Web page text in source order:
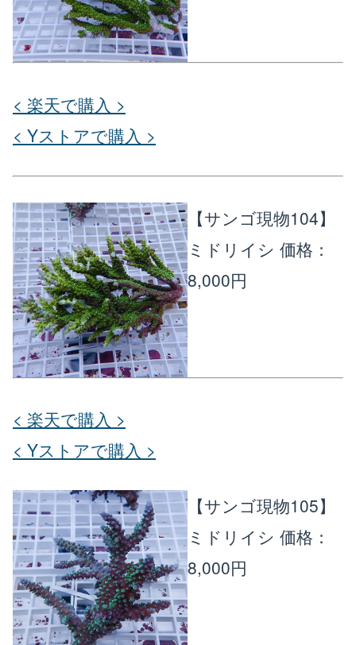
< 楽天で購入 >
< Yストアで購入 >
【サンゴ現物104】
ミドリイシ 価格：
8,000円
< 楽天で購入 >
< Yストアで購入 >
【サンゴ現物105】
ミドリイシ 価格：
8,000円